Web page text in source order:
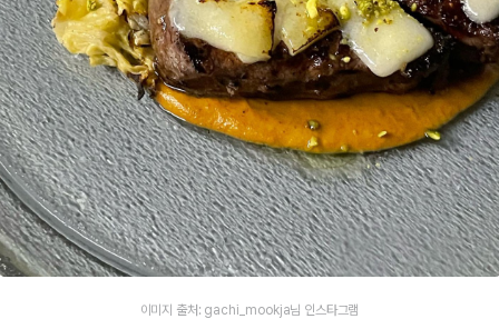
이미지 출처: gachi_mookja님 인스타그램